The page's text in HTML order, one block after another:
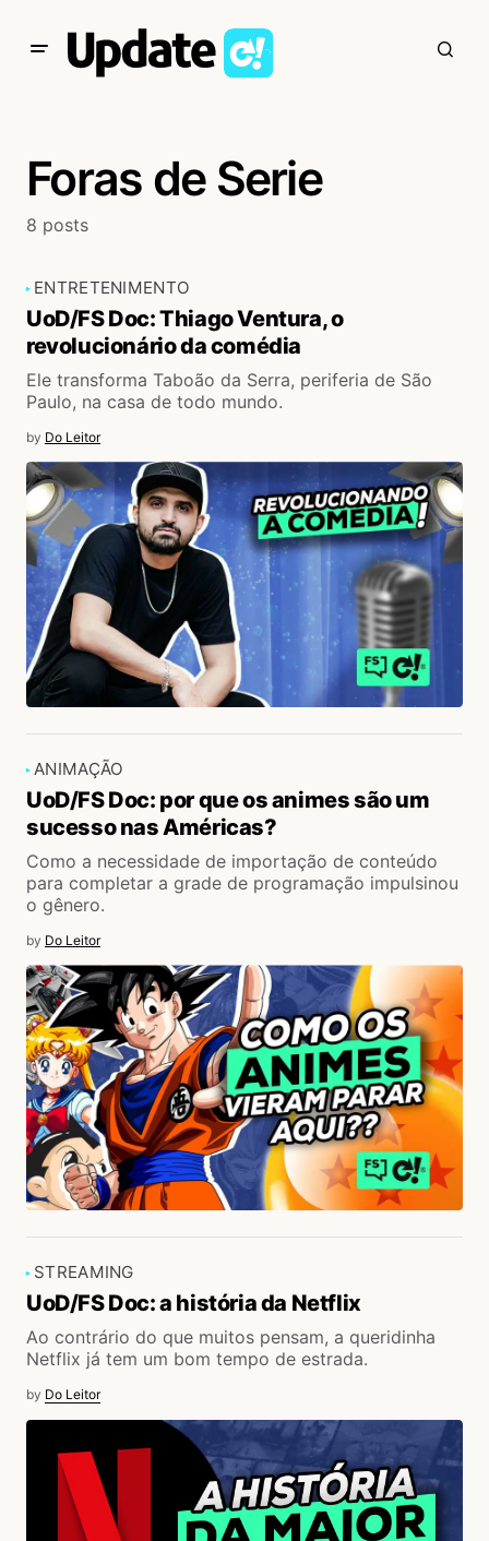
Foras de Serie
8 posts
ENTRETENIMENTO
UoD/FS Doc: Thiago Ventura, o
revolucionário da comédia
Ele transforma Taboão da Serra, periferia de São
Paulo, na casa de todo mundo.
by Do Leitor
ANIMAÇÃO
UoD/FS Doc: por que os animes são um
sucesso nas Américas?
Como a necessidade de importação de conteúdo
para completar a grade de programação impulsinou
o gênero.
by Do Leitor
STREAMING
UoD/FS Doc: a história da Netflix
Ao contrário do que muitos pensam, a queridinha
Netflix já tem um bom tempo de estrada.
by Do Leitor